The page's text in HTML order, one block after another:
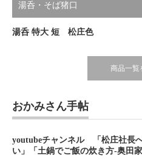
湯呑・そば猪口
湯呑 特大 短 松庄色
商品一覧
おかみさん手帖
youtubeチャンネル 「松庄社長
い」「土鍋でご飯の炊き方-奥田